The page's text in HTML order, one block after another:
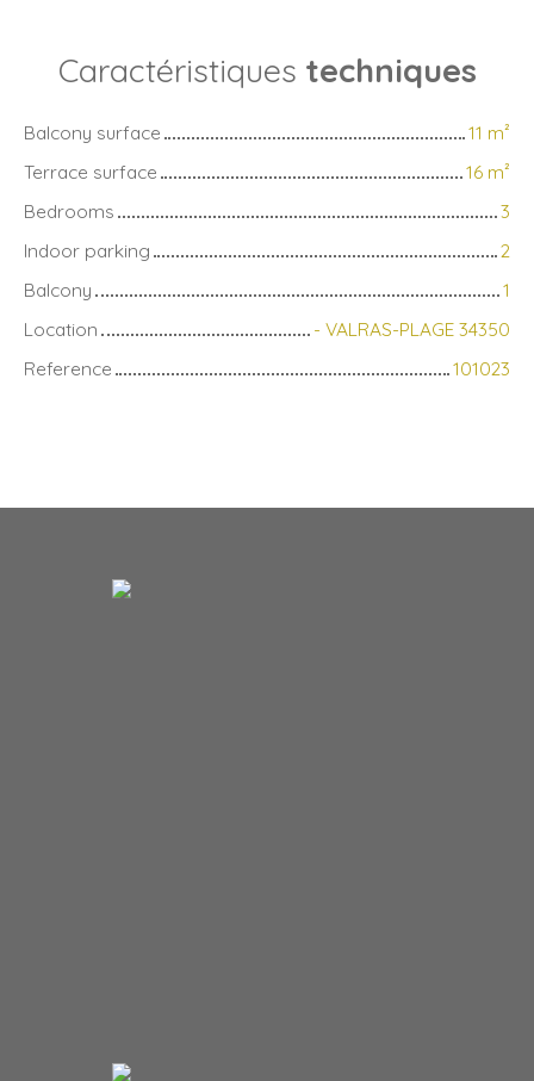
Caractéristiques techniques
Balcony surface 11 m²
Terrace surface
16 m²
Bedrooms
3
Indoor parking
2
Balcony
1
Location
- VALRAS-PLAGE 34350
Reference
101023